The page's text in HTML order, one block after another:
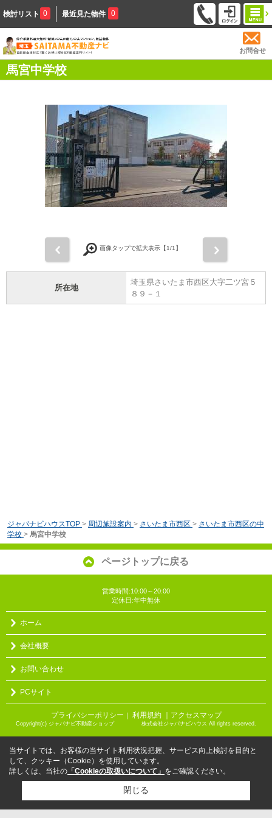
検討リスト 0 最近見た物件 0
お問合せ
馬宮中学校
画像タップで拡大表示【1/1】
所在地
埼玉県さいたま市西区大字二ツ宮５
８９－１
ジャパナビハウスTOP > 周辺施設案内 > さいたま市西区 > さいたま市西区の中
学校 > 馬宮中学校
ページトップに戻る
営業時間:10:00～20:00
定休日:年中無休
ホーム
会社概要
お問い合わせ
PCサイト
プライバシーポリシー ｜ 利用規約 ｜アクセスマップ
Copyright(c) ジャパナビ不動産ショップ 株式会社ジャパナビハウス All rights reserved.
当サイトでは、お客様の当サイト利用状況把握、サービス向上検討を目的と
して、クッキー（Cookie）を使用しています。
詳しくは、当社の 「Cookieの取扱いについて」 をご確認ください。
閉じる